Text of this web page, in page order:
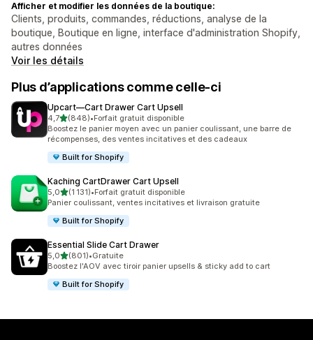
Afficher et modifier les données de la boutique:
Clients, produits, commandes, réductions, analyse de la
boutique, Boutique en ligne, interface d'administration Shopify,
autres données
Voir les détails
Plus d’applications comme celle-ci
Upcart—Cart Drawer Cart Upsell
4,7étoile(s) sur 5
(848)
848 avis au total
•Forfait gratuit disponible
Boostez le panier moyen avec un panier coulissant, une barre de
récompenses, des ventes incitatives et des cadeaux
Built for Shopify
Kaching CartDrawer Cart Upsell
5,0étoile(s) sur 5
(1 131)
1131 avis au total
•Forfait gratuit disponible
Panier coulissant, ventes incitatives et livraison gratuite
Built for Shopify
Essential Slide Cart Drawer
5,0étoile(s) sur 5
(801)
801 avis au total
•Gratuite
Boostez l'AOV avec tiroir panier upsells & sticky add to cart
Built for Shopify